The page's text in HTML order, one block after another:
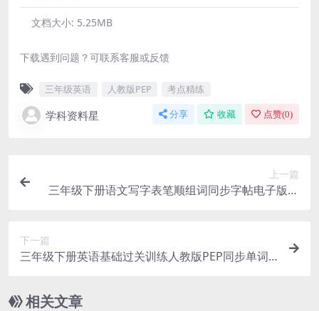
文档大小: 5.25MB
下载遇到问题？可联系客服或反馈
三年级英语 人教版PEP 考点精练
学科资料星 分享 收藏 点赞(0)
上一篇
三年级下册语文写字表笔顺组词同步字帖电子版资
下一篇
三年级下册英语基础过关训练人教版PEP同步单词
相关文章